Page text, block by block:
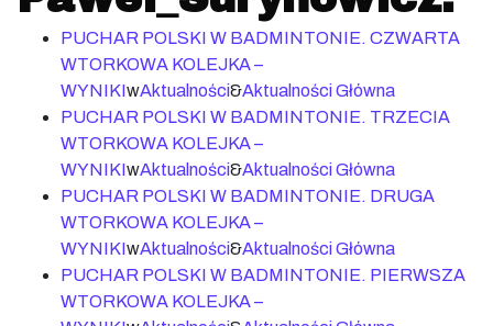
PUCHAR POLSKI W BADMINTONIE. CZWARTA
WTORKOWA KOLEJKA –
WYNIKIwAktualności&Aktualności Główna
PUCHAR POLSKI W BADMINTONIE. TRZECIA
WTORKOWA KOLEJKA –
WYNIKIwAktualności&Aktualności Główna
PUCHAR POLSKI W BADMINTONIE. DRUGA
WTORKOWA KOLEJKA –
WYNIKIwAktualności&Aktualności Główna
PUCHAR POLSKI W BADMINTONIE. PIERWSZA
WTORKOWA KOLEJKA –